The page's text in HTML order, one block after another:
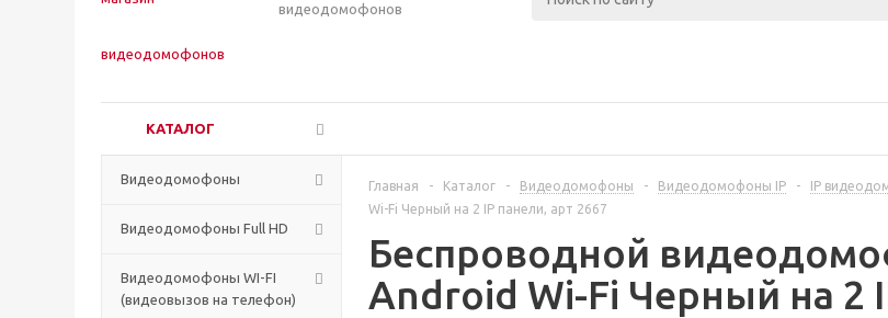
видеодомофонов
КАТАЛОГ
Видеодомофоны
Видеодомофоны Full HD
Видеодомофоны WI-FI
(видеовызов на телефон)
Главная - Каталог - Видеодомофоны - Видеодомофоны IP - IP
Wi-Fi Черный на 2 IP панели, арт 2667
Беспроводной
Android Wi-Fi Черный на 2